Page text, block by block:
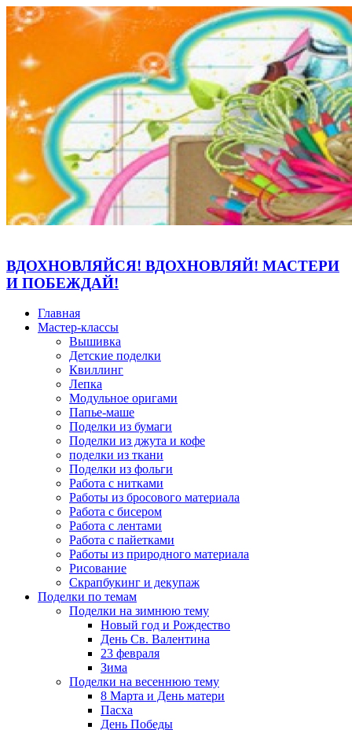
ВДОХНОВЛЯЙСЯ! ВДОХНОВЛЯЙ! МАСТЕРИ
И ПОБЕЖДАЙ!
Главная
Мастер-классы
Вышивка
Детские поделки
Квиллинг
Лепка
Модульное оригами
Папье-маше
Поделки из бумаги
Поделки из джута и кофе
поделки из ткани
Поделки из фольги
Работа с нитками
Работы из бросового материала
Работа с бисером
Работа с лентами
Работа с пайетками
Работы из природного материала
Рисование
Скрапбукинг и декупаж
Поделки по темам
Поделки на зимнюю тему
Новый год и Рождество
День Св. Валентина
23 февраля
Зима
Поделки на весеннюю тему
8 Марта и День матери
Пасха
День Победы